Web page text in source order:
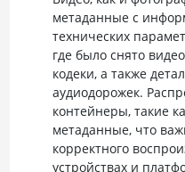
метаданные с
технических
где было снято
кодеки, а также
аудиодорожек.
контейнеры, такие
метаданные, что
корректного
устройствах и